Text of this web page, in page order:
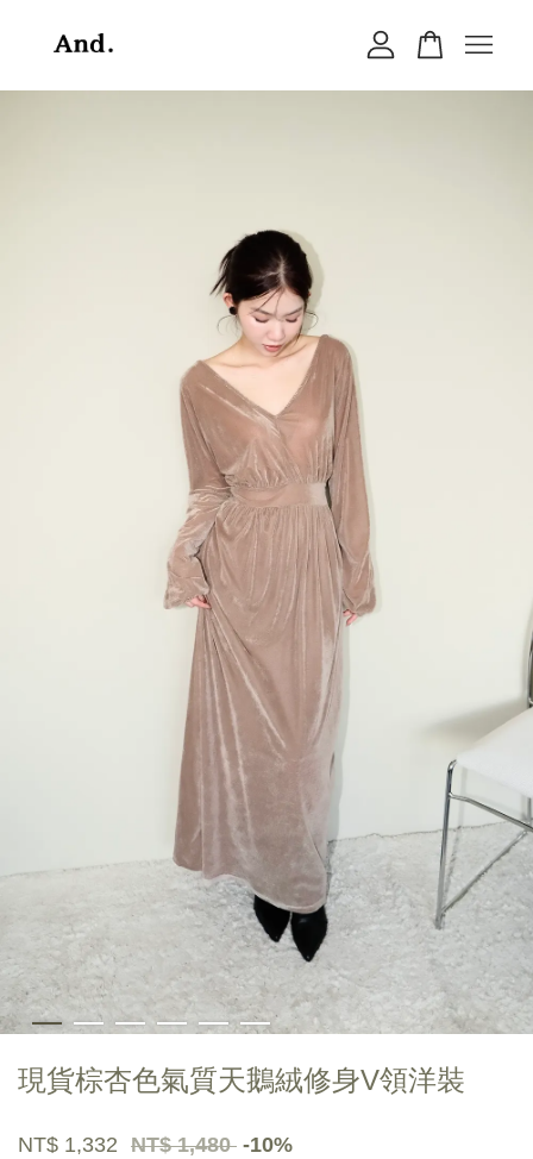
現貨棕杏色氣質天鵝絨修身V領洋裝
NT$ 1,332 NT$ 1,480 -10%